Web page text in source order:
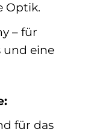
Optik.
– für
und eine
für das